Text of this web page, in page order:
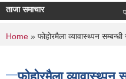
ताजा समाचार
You are here
Home » फोहोरमैला व्यावास्थ्पन